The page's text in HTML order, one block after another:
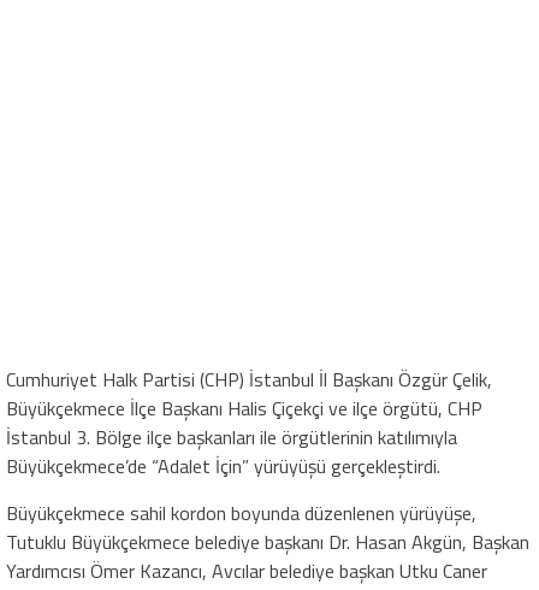
Cumhuriyet Halk Partisi (CHP) İstanbul İl Başkanı Özgür Çelik,
Büyükçekmece İlçe Başkanı Halis Çiçekçi ve ilçe örgütü, CHP
İstanbul 3. Bölge ilçe başkanları ile örgütlerinin katılımıyla
Büyükçekmece’de “Adalet İçin” yürüyüşü gerçekleştirdi.
Büyükçekmece sahil kordon boyunda düzenlenen yürüyüşe,
Tutuklu Büyükçekmece belediye başkanı Dr. Hasan Akgün, Başkan
Yardımcısı Ömer Kazancı, Avcılar belediye başkan Utku Caner